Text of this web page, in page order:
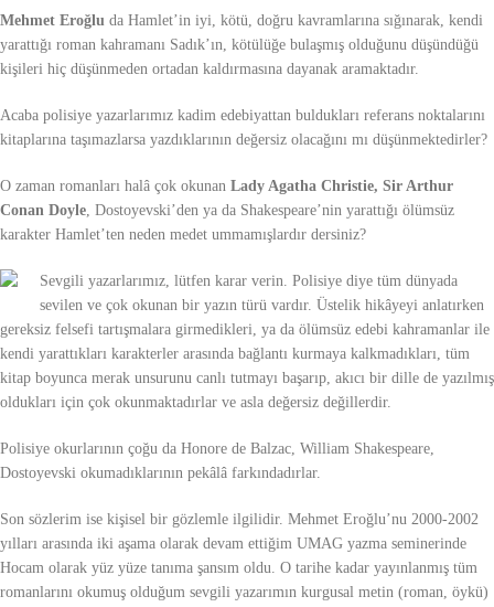
Mehmet Eroğlu da Hamlet’in iyi, kötü, doğru kavramlarına sığınarak, kendi
yarattığı roman kahramanı Sadık’ın, kötülüğe bulaşmış olduğunu düşündüğü
kişileri hiç düşünmeden ortadan kaldırmasına dayanak aramaktadır.
Acaba polisiye yazarlarımız kadim edebiyattan buldukları referans noktalarını
kitaplarına taşımazlarsa yazdıklarının değersiz olacağını mı düşünmektedirler?
O zaman romanları halâ çok okunan Lady Agatha Christie, Sir Arthur
Conan Doyle, Dostoyevski’den ya da Shakespeare’nin yarattığı ölümsüz
karakter Hamlet’ten neden medet ummamışlardır dersiniz?
Sevgili yazarlarımız, lütfen karar verin. Polisiye diye tüm dünyada
sevilen ve çok okunan bir yazın türü vardır. Üstelik hikâyeyi anlatırken
gereksiz felsefi tartışmalara girmedikleri, ya da ölümsüz edebi kahramanlar ile
kendi yarattıkları karakterler arasında bağlantı kurmaya kalkmadıkları, tüm
kitap boyunca merak unsurunu canlı tutmayı başarıp, akıcı bir dille de yazılmış
oldukları için çok okunmaktadırlar ve asla değersiz değillerdir.
Polisiye okurlarının çoğu da Honore de Balzac, William Shakespeare,
Dostoyevski okumadıklarının pekâlâ farkındadırlar.
Son sözlerim ise kişisel bir gözlemle ilgilidir. Mehmet Eroğlu’nu 2000-2002
yılları arasında iki aşama olarak devam ettiğim UMAG yazma seminerinde
Hocam olarak yüz yüze tanıma şansım oldu. O tarihe kadar yayınlanmış tüm
romanlarını okumuş olduğum sevgili yazarımın kurgusal metin (roman, öykü)